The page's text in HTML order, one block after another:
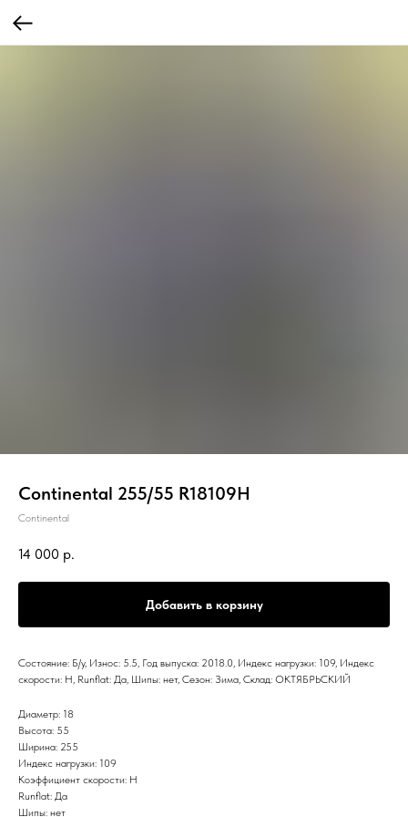
Continental 255/55 R18109H
Continental
14 000 р.
Добавить в корзину
Состояние: Б/у, Износ: 5.5, Год выпуска: 2018.0, Индекс нагрузки: 109, Индекс
скорости: H, Runflat: Да, Шипы: нет, Сезон: Зима, Склад: ОКТЯБРЬСКИЙ
Диаметр: 18
Высота: 55
Ширина: 255
Индекс нагрузки: 109
Коэффициент скорости: H
Runflat: Да
Шипы: нет